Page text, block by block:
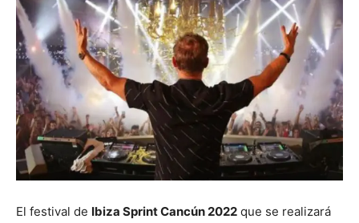
El festival de Ibiza Sprint Cancún 2022 que se realizará